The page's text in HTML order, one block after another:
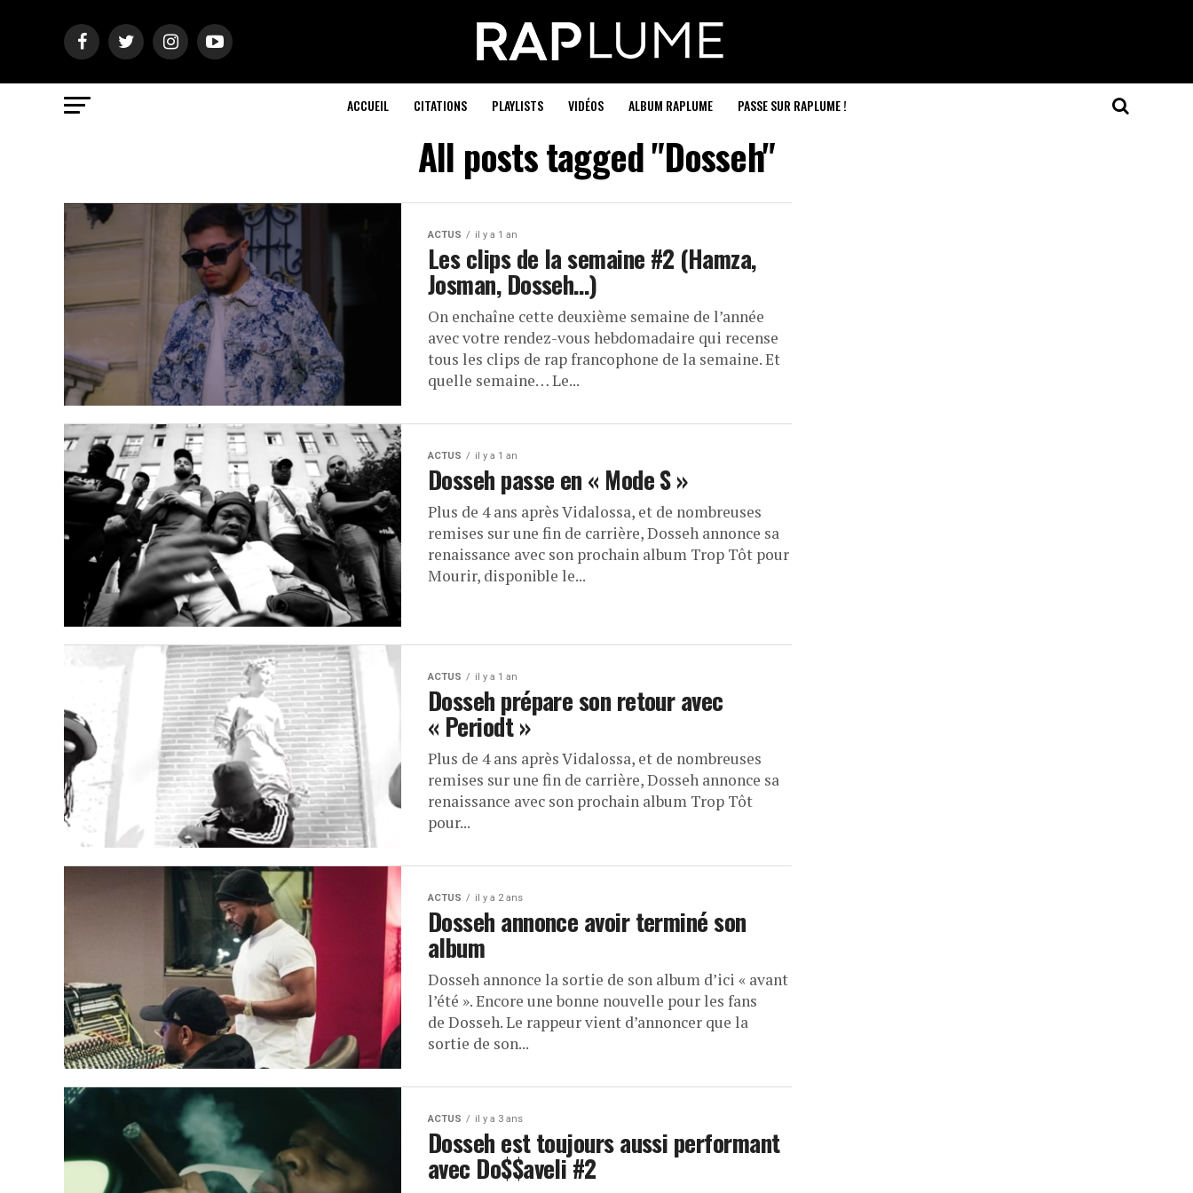
ACCUEIL CITATIONS PLAYLISTS VIDÉOS ALBUM RAPLUME PASSE SUR RAPLUME !
All posts tagged "Dosseh"
ACTUS il y a 1 an
Les clips de la semaine #2 (Hamza,
Josman, Dosseh…)
On enchaîne cette deuxième semaine de l’année
avec votre rendez-vous hebdomadaire qui recense
tous les clips de rap francophone de la semaine. Et
quelle semaine… Le...
ACTUS il y a 1 an
Dosseh passe en « Mode S »
Plus de 4 ans après Vidalossa, et de nombreuses
remises sur une fin de carrière, Dosseh annonce sa
renaissance avec son prochain album Trop Tôt pour
Mourir, disponible le...
ACTUS il y a 1 an
Dosseh prépare son retour avec
« Periodt »
Plus de 4 ans après Vidalossa, et de nombreuses
remises sur une fin de carrière, Dosseh annonce sa
renaissance avec son prochain album Trop Tôt
pour...
ACTUS il y a 2 ans
Dosseh annonce avoir terminé son
album
Dosseh annonce la sortie de son album d’ici « avant
l’été ». Encore une bonne nouvelle pour les fans
de Dosseh. Le rappeur vient d’annoncer que la
sortie de son...
ACTUS il y a 3 ans
Dosseh est toujours aussi performant
avec Do$$aveli #2